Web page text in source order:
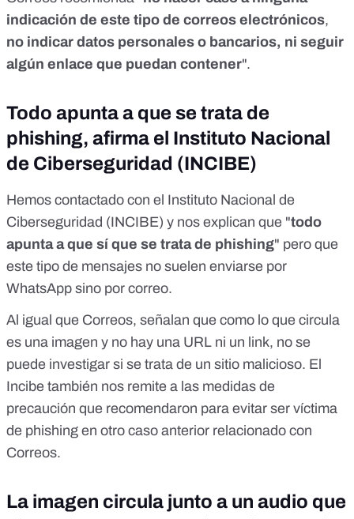
indicación de este tipo de correos electrónicos,
no indicar datos personales o bancarios, ni seguir
algún enlace que puedan contener".
Todo apunta a que se trata de
phishing, afirma el Instituto Nacional
de Ciberseguridad (INCIBE)
Hemos contactado con el Instituto Nacional de
Ciberseguridad (INCIBE) y nos explican que "todo
apunta a que sí que se trata de phishing" pero que
este tipo de mensajes no suelen enviarse por
WhatsApp sino por correo.
Al igual que Correos, señalan que como lo que circula
es una imagen y no hay una URL ni un link, no se
puede investigar si se trata de un sitio malicioso. El
Incibe también nos remite a las medidas de
precaución que recomendaron para evitar ser víctima
de phishing en otro caso anterior relacionado con
Correos.
La imagen circula junto a un audio que